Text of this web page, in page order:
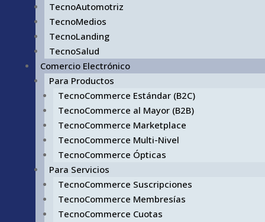
TecnoAutomotriz
TecnoMedios
TecnoLanding
TecnoSalud
Comercio Electrónico
Para Productos
TecnoCommerce Estándar (B2C)
TecnoCommerce al Mayor (B2B)
TecnoCommerce Marketplace
TecnoCommerce Multi-Nivel
TecnoCommerce Ópticas
Para Servicios
TecnoCommerce Suscripciones
TecnoCommerce Membresías
TecnoCommerce Cuotas